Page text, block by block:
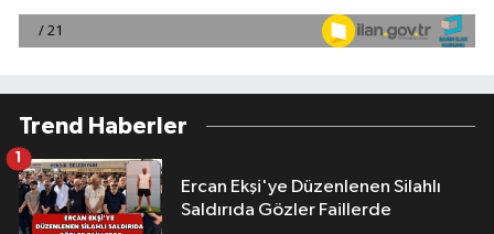
Trend Haberler
Ercan Ekşi'ye Düzenlenen Silahlı
Saldırıda Gözler Faillerde
1